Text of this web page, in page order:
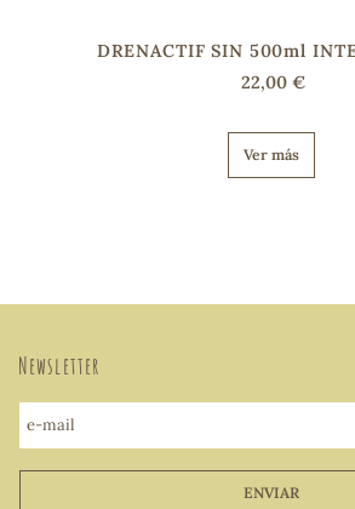
DRENACTIF SIN 500ml
22,00 €
Ver más
Newsletter
e-mail
ENVIAR